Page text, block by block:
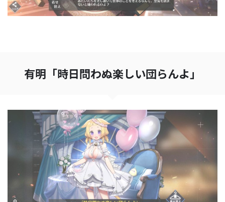
有明「時日問わぬ楽しい団らんよ」